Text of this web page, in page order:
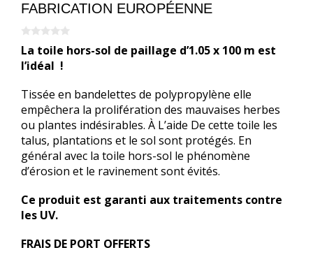
FABRICATION EUROPÉENNE
0
s
u
r
La toile hors-sol de paillage d’1.05 x 100 m est
l’idéal !
Tissée en bandelettes de polypropylène elle
empêchera la prolifération des mauvaises herbes
ou plantes indésirables. À L’aide De cette toile les
talus, plantations et le sol sont protégés. En
général avec la toile hors-sol le phénomène
d’érosion et le ravinement sont évités.
Ce produit est garanti aux traitements contre
les UV.
FRAIS DE PORT OFFERTS